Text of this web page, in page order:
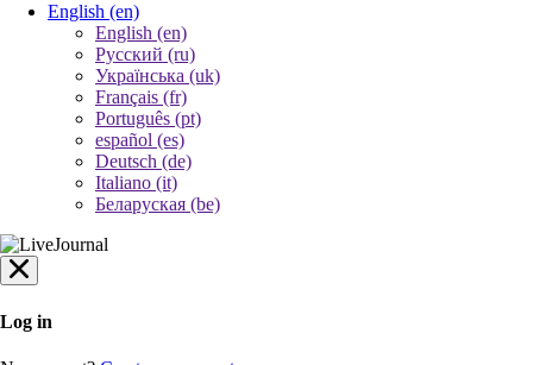
English (en)
English (en)
Русский (ru)
Українська (uk)
Français (fr)
Português (pt)
español (es)
Deutsch (de)
Italiano (it)
Беларуская (be)
Log in